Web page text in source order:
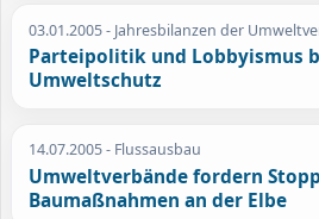
03.01.2005- Jahresbilanzen der
Parteipolitik und Lobbyismus
Umweltschutz
14.07.2005- Flussausbau
Umweltverbände fordern
Baumaßnahmen an der Elbe